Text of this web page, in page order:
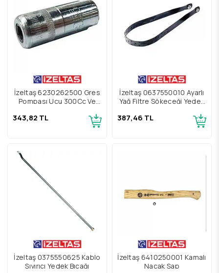
İzeltaş 6230262500 Gres
Pompası Ucu 300Cc Ve
343,82 TL
İzeltaş 0637550010 Ayarlı
Yağ Filtre Sökeceği Yedek
387,46 TL
İzeltaş 0375550625 Kablo
Sıyırıcı Yedek Bıçağı
İzeltaş 6410250001 Kamalı
Nacak Sap